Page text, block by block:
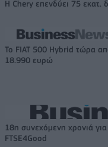
Η Chery επενδύει 75 εκατ.
Το FIAT 500 Hybrid τώρα
18.990 ευρώ
18η συνεχόμενη χρονιά
FTSE4Good